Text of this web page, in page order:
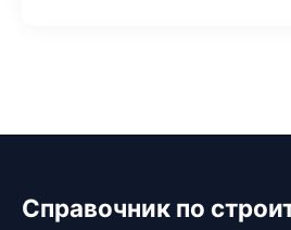
Справочник по